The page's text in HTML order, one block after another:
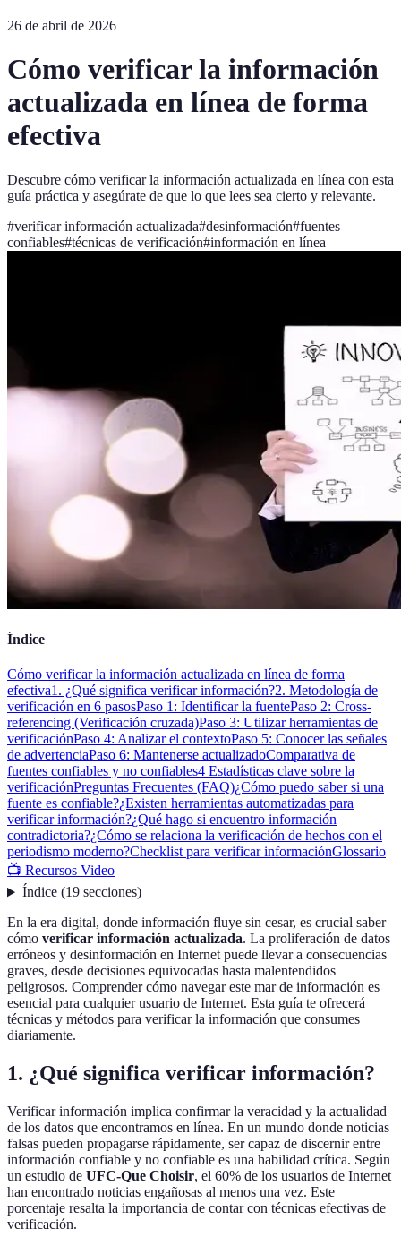
26 de abril de 2026
Cómo verificar la información
actualizada en línea de forma
efectiva
Descubre cómo verificar la información actualizada en línea con esta
guía práctica y asegúrate de que lo que lees sea cierto y relevante.
#verificar información actualizada#desinformación#fuentes
confiables#técnicas de verificación#información en línea
Índice
Cómo verificar la información actualizada en línea de forma
efectiva1. ¿Qué significa verificar información?2. Metodología de
verificación en 6 pasosPaso 1: Identificar la fuentePaso 2: Cross-
referencing (Verificación cruzada)Paso 3: Utilizar herramientas de
verificaciónPaso 4: Analizar el contextoPaso 5: Conocer las señales
de advertenciaPaso 6: Mantenerse actualizadoComparativa de
fuentes confiables y no confiables4 Estadísticas clave sobre la
verificaciónPreguntas Frecuentes (FAQ)¿Cómo puedo saber si una
fuente es confiable?¿Existen herramientas automatizadas para
verificar información?¿Qué hago si encuentro información
contradictoria?¿Cómo se relaciona la verificación de hechos con el
periodismo moderno?Checklist para verificar informaciónGlossario
📺 Recursos Video
Índice(19 secciones)
En la era digital, donde información fluye sin cesar, es crucial saber
cómo verificar información actualizada. La proliferación de datos
erróneos y desinformación en Internet puede llevar a consecuencias
graves, desde decisiones equivocadas hasta malentendidos
peligrosos. Comprender cómo navegar este mar de información es
esencial para cualquier usuario de Internet. Esta guía te ofrecerá
técnicas y métodos para verificar la información que consumes
diariamente.
1. ¿Qué significa verificar información?
Verificar información implica confirmar la veracidad y la actualidad
de los datos que encontramos en línea. En un mundo donde noticias
falsas pueden propagarse rápidamente, ser capaz de discernir entre
información confiable y no confiable es una habilidad crítica. Según
un estudio de UFC-Que Choisir, el 60% de los usuarios de Internet
han encontrado noticias engañosas al menos una vez. Este
porcentaje resalta la importancia de contar con técnicas efectivas de
verificación.